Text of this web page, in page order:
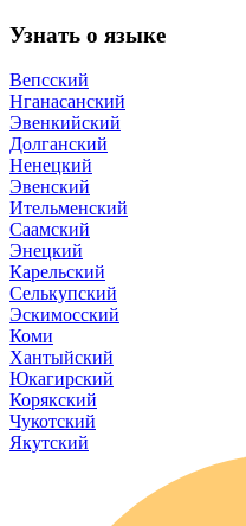
Узнать о языке
Вепсский
Нганасанский
Эвенкийский
Долганский
Ненецкий
Эвенский
Ительменский
Саамский
Энецкий
Карельский
Селькупский
Эскимосский
Коми
Хантыйский
Юкагирский
Корякский
Чукотский
Якутский